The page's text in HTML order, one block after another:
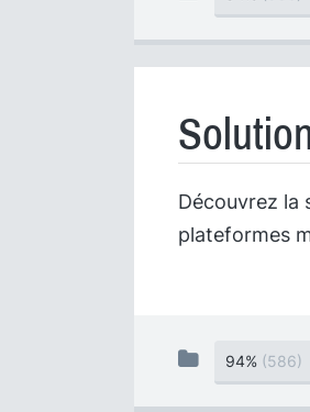
Découvrez la
plateformes
94% (586)